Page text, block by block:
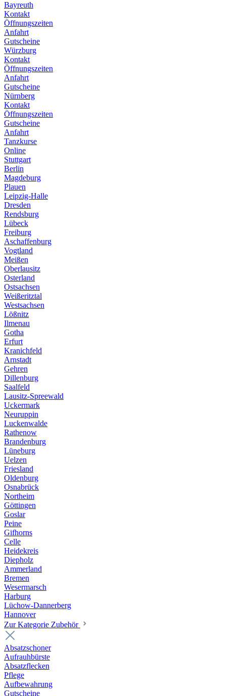
Bayreuth
Kontakt
Öffnungszeiten
Anfahrt
Gutscheine
Würzburg
Kontakt
Öffnungszeiten
Anfahrt
Gutscheine
Nürnberg
Kontakt
Öffnungszeiten
Gutscheine
Anfahrt
Tanzkurse
Online
Stuttgart
Berlin
Magdeburg
Plauen
Leipzig-Halle
Dresden
Rendsburg
Lübeck
Freiburg
Aschaffenburg
Vogtland
Meißen
Oberlausitz
Osterland
Ostsachsen
Weißeritztal
Westsachsen
Lößnitz
Ilmenau
Gotha
Erfurt
Kranichfeld
Arnstadt
Gehren
Dillenburg
Saalfeld
Lausitz-Spreewald
Uckermark
Neuruppin
Luckenwalde
Rathenow
Brandenburg
Lüneburg
Uelzen
Friesland
Oldenburg
Osnabrück
Northeim
Göttingen
Goslar
Peine
Gifhorns
Celle
Heidekreis
Diepholz
Ammerland
Bremen
Wesermarsch
Harburg
Lüchow-Dannerberg
Hannover
Zur Kategorie Zubehör
Absatzschoner
Aufrauhbürste
Absatzflecken
Pflege
Aufbewahrung
Gutscheine